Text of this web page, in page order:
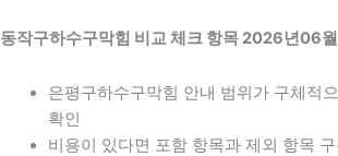
동작구하수구막힘 비교 체크 항목 2026년06
은평구하수구막힘 안내 범위가 구체적
확인
비용이 있다면 포함 항목과 제외 항목